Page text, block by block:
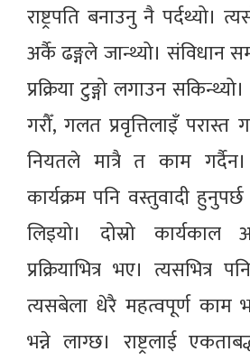
राष्ट्रपति बनाउनु नै पर्दथ्यो।
अर्कै ढङ्गले जान्थ्यो। संविधान
प्रक्रिया टुङ्गो लगाउन सकिन्थ्यो।
गरौँ, गलत प्रवृत्तिलाइँ परास्त
नियतले मात्रै त काम
कार्यक्रम पनि वस्तुवादी
लिइयो। दोस्रो
प्रक्रियाभित्र भए। त्यसभित्र
त्यसबेला धेरै महत्वपूर्ण काम
भन्ने लाग्छ। राष्ट्रलाई